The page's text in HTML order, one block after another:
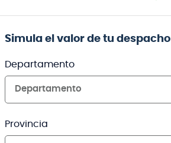
Simula el valor de tu despacho
Departamento
Departamento
Provincia